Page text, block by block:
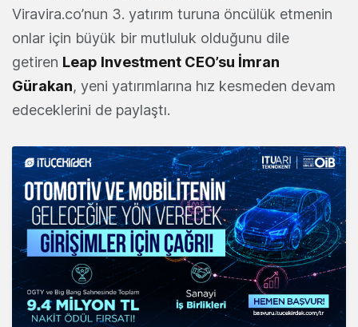
Viravira.co’nun 3. yatırım turuna öncülük etmenin
onlar için büyük bir mutluluk olduğunu dile
getiren Leap Investment CEO’su İmran
Gürakan, yeni yatırımlarına hız kesmeden devam
edeceklerini de paylaştı.